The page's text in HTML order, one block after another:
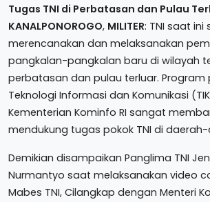
KANALPONOROGO, MILITER: TNI saat ini
merencanakan dan melaksanakan
pangkalan-pangkalan baru di wilayah
perbatasan dan pulau terluar.
Teknologi Informasi dan Komunikasi
Kementerian Kominfo RI sangat
mendukung tugas pokok TNI di
Demikian disampaikan Panglima TNI
Nurmantyo saat melaksanakan video
Mabes TNI, Cilangkap dengan Menteri